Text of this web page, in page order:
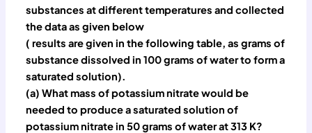
substances at different temperatures and collected
the data as given below
( results are given in the following table, as grams of
substance dissolved in 100 grams of water to form a
saturated solution).
(a) What mass of potassium nitrate would be
needed to produce a saturated solution of
potassium nitrate in 50 grams of water at 313 K?